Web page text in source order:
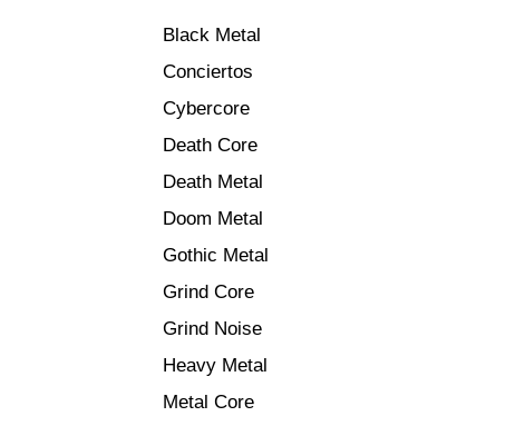
Black Metal
Conciertos
Cybercore
Death Core
Death Metal
Doom Metal
Gothic Metal
Grind Core
Grind Noise
Heavy Metal
Metal Core